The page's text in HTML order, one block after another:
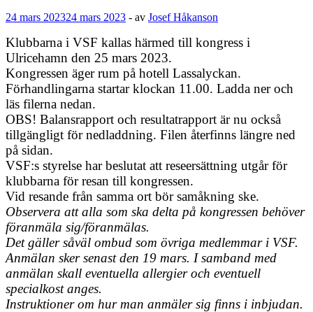
24 mars 202324 mars 2023 - av Josef Håkanson
Klubbarna i VSF kallas härmed till kongress i
Ulricehamn den 25 mars 2023.
Kongressen äger rum på hotell Lassalyckan.
Förhandlingarna startar klockan 11.00. Ladda ner och
läs filerna nedan.
OBS! Balansrapport och resultatrapport är nu också
tillgängligt för nedladdning. Filen återfinns längre ned
på sidan.
VSF:s styrelse har beslutat att reseersättning utgår för
klubbarna för resan till kongressen.
Vid resande från samma ort bör samåkning ske.
Observera att alla som ska delta på kongressen behöver
föranmäla sig/föranmälas.
Det gäller såväl ombud som övriga medlemmar i VSF.
Anmälan sker senast den 19 mars. I samband med
anmälan skall eventuella allergier och eventuell
specialkost anges.
Instruktioner om hur man anmäler sig finns i inbjudan.